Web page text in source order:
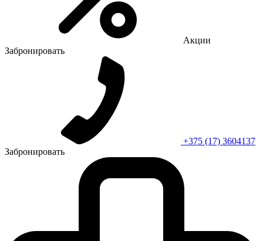
Акции
Забронировать
+375 (17) 3604137
Забронировать